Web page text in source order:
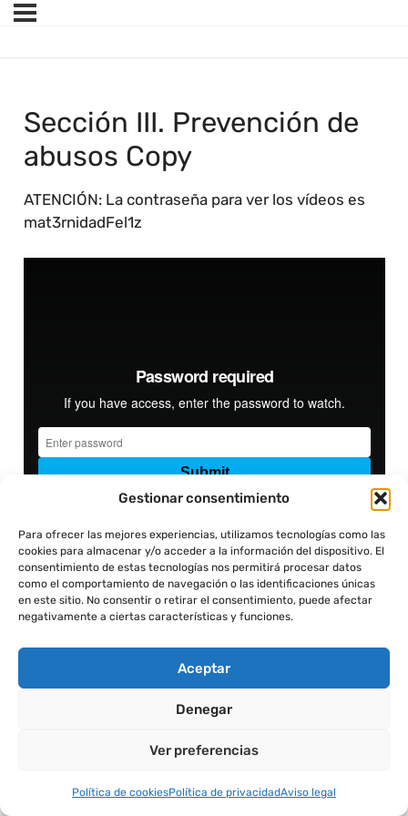
Gestionar consentimiento
Para ofrecer las mejores experiencias, utilizamos tecnologías como las
cookies para almacenar y/o acceder a la información del dispositivo. El
consentimiento de estas tecnologías nos permitirá procesar datos
como el comportamiento de navegación o las identificaciones únicas
en este sitio. No consentir o retirar el consentimiento, puede afectar
negativamente a ciertas características y funciones.
Aceptar
Denegar
Ver preferencias
Política de cookiesPolítica de privacidadAviso legal
Sección III. Prevención de
abusos Copy
ATENCIÓN: La contraseña para ver los vídeos es
mat3rnidadFel1z